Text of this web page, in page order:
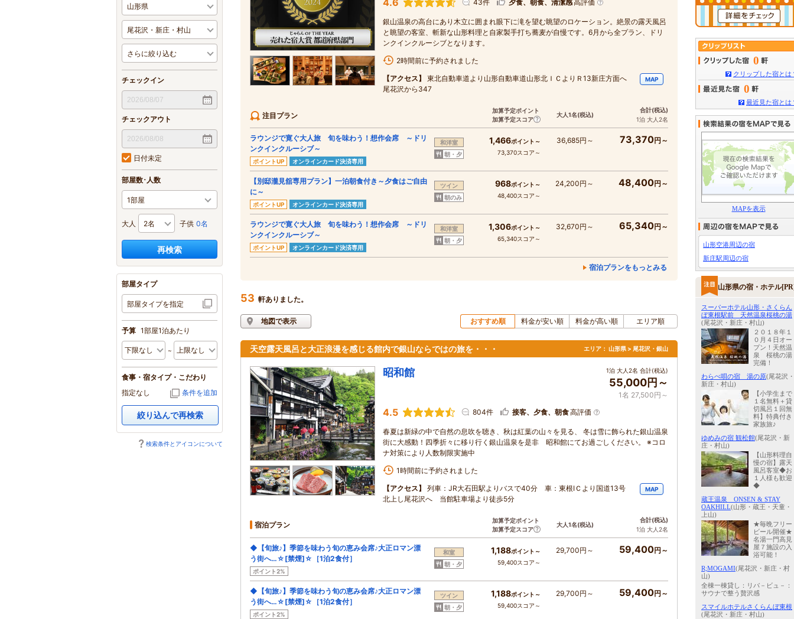
チェックイン
チェックアウト
日付未定
部屋数･人数
大人 子供 0名
再検索
部屋タイプ
部屋タイプを指定
予算 1部屋1泊あたり
食事・宿タイプ・こだわり
指定なし
条件を追加
絞り込んで再検索
検索条件とアイコンについて
4.6 43件 夕食、朝食、清潔感高評価
銀山温泉の高台にあり木立に囲まれ眼下に滝を望む眺望のロケーション。絶景の露天風呂
と眺望の客室、斬新な山形料理と自家製手打ち蕎麦が自慢です。6月から全プラン、ドリ
ンクインクルーシブとなります。
2時間前に予約されました
【アクセス】
東北自動車道より山形自動車道山形北ＩＣよりＲ13新庄方面へ
尾花沢から347
MAP
注目プラン
加算予定ポイント
加算予定スコア
大人1名(税込)
合計(税込)
1泊 大人2名
ラウンジで寛ぐ大人旅 旬を味わう！想作会席 ～ドリ
ンクインクルーシブ～
ポイントUP オンラインカード決済専用
和洋室
朝・夕
1,466ポイント～
73,370スコア～
36,685円～ 73,370円～
【別邸瀧見舘専用プラン】一泊朝食付き～夕食はご自由
に～
ポイントUP オンラインカード決済専用
ツイン
朝のみ
968ポイント～
48,400スコア～
24,200円～ 48,400円～
ラウンジで寛ぐ大人旅 旬を味わう！想作会席 ～ドリ
ンクインクルーシブ～
ポイントUP オンラインカード決済専用
和洋室
朝・夕
1,306ポイント～
65,340スコア～
32,670円～ 65,340円～
宿泊プランをもっとみる
53 軒ありました。
地図で表示 おすすめ順 料金が安い順 料金が高い順 エリア順
天空露天風呂と大正浪漫を感じる館内で銀山ならではの旅を・・・ エリア： 山形県 > 尾花沢・銀山
昭和館 1泊 大人2名 合計(税込)
55,000円～
1名 27,500円～
4.5 804件 接客、夕食、朝食高評価
春夏は新緑の中で自然の息吹を聴き、秋は紅葉の山々を見る、 冬は雪に飾られた銀山温泉
街に大感動！四季折々に移り行く銀山温泉を是非 昭和館にてお過ごしください。 ※コロ
ナ対策により人数制限実施中
1時間前に予約されました
【アクセス】
列車：JR大石田駅よりバスで40分 車：東根IＣより国道13号
北上し尾花沢へ 当館駐車場より徒歩5分
MAP
宿泊プラン
加算予定ポイント
加算予定スコア
大人1名(税込)
合計(税込)
1泊 大人2名
◆【旬旅♪】季節を味わう旬の恵み会席♪大正ロマン漂
う街へ…☆[禁煙]☆［1泊2食付］
ポイント2%
和室
朝・夕
1,188ポイント～
59,400スコア～
29,700円～ 59,400円～
◆【旬旅♪】季節を味わう旬の恵み会席♪大正ロマン漂
う街へ…☆[禁煙]☆［1泊2食付］
ポイント2%
ツイン
朝・夕
1,188ポイント～
59,400スコア～
29,700円～ 59,400円～
0
クリップした宿とは
0
最近見た宿とは
MAPを表示
山形空港周辺の宿
新庄駅周辺の宿
山形県の宿・ホテル
スーパーホテル山形・さくらん
ぼ東根駅前 天然温泉桜桃の湯
(尾花沢・新庄・村山)
２０１８年１
０月４日オー
プン！天然温
泉 桜桃の湯
完備！
わらべ唄の宿 湯の原(尾花沢・
新庄・村山)
【小学生まで
１名無料＋貸
切風呂１回無
料】特典付き
家族旅♪
ゆめみの宿 観松館(尾花沢・新
庄・村山)
【山形料理自
慢の宿】露天
風呂客室◆お
１人様も歓迎
◆
蔵王温泉 ONSEN & STAY
OAKHILL(山形・蔵王・天童・
上山)
★毎晩フリー
ビール開催★
名湯一門高見
屋７施設の入
浴可能！
R;MOGAMI(尾花沢・新庄・村
山)
全棟一棟貸し：リバ－ビュ－：
サウナで整う贅沢感
スマイルホテルさくらんぼ東根
(尾花沢・新庄・村山)